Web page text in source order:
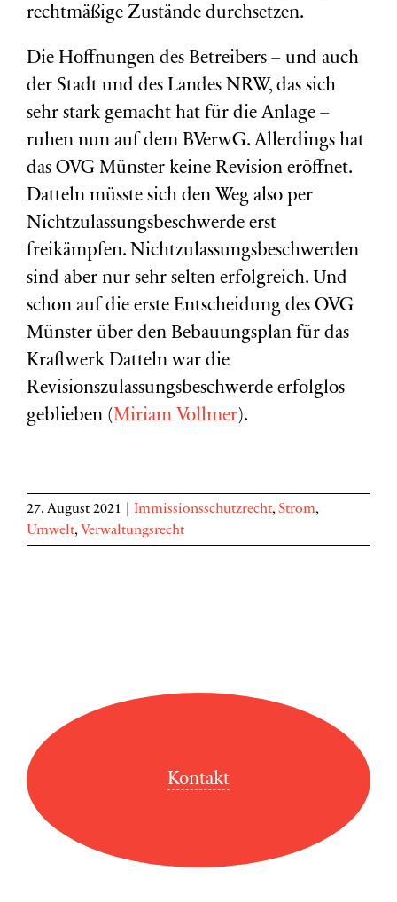
rechtmäßige Zustände durchsetzen.
Die Hoffnungen des Betreibers – und auch
der Stadt und des Landes NRW, das sich
sehr stark gemacht hat für die Anlage –
ruhen nun auf dem BVerwG. Allerdings hat
das OVG Münster keine Revision eröffnet.
Datteln müsste sich den Weg also per
Nichtzulassungsbeschwerde erst
freikämpfen. Nichtzulassungsbeschwerden
sind aber nur sehr selten erfolgreich. Und
schon auf die erste Entscheidung des OVG
Münster über den Bebauungsplan für das
Kraftwerk Datteln war die
Revisionszulassungsbeschwerde erfolglos
geblieben (Miriam Vollmer).
27. August 2021 Immissionsschutzrecht, Strom,
Umwelt, Verwaltungsrecht
Kontakt